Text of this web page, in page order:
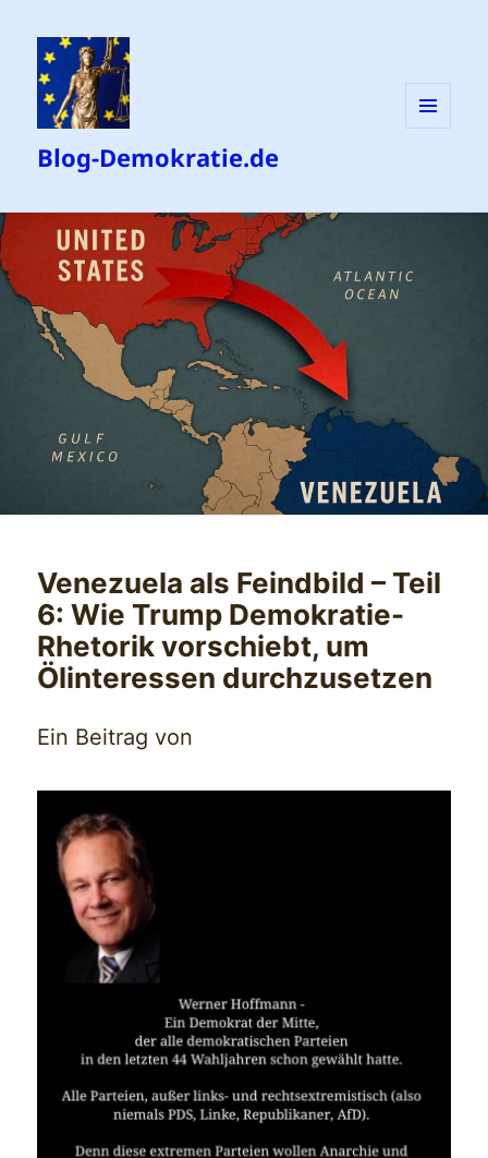
Blog-Demokratie.de
Venezuela als Feindbild – Teil
6: Wie Trump Demokratie-
Rhetorik vorschiebt, um
Ölinteressen durchzusetzen
Ein Beitrag von